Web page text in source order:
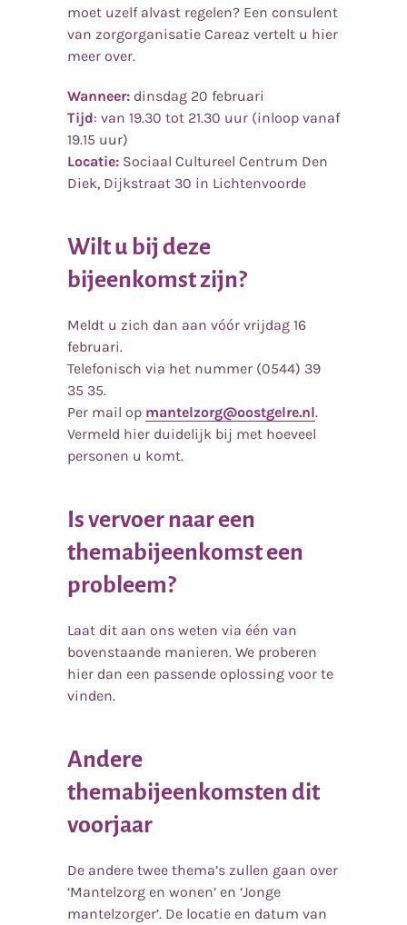
moet uzelf alvast regelen? Een consulent
van zorgorganisatie Careaz vertelt u hier
meer over.
Wanneer: dinsdag 20 februari
Tijd: van 19.30 tot 21.30 uur (inloop vanaf
19.15 uur)
Locatie: Sociaal Cultureel Centrum Den
Diek, Dijkstraat 30 in Lichtenvoorde
Wilt u bij deze
bijeenkomst zijn?
Meldt u zich dan aan vóór vrijdag 16
februari.
Telefonisch via het nummer (0544) 39
35 35.
Per mail op mantelzorg@oostgelre.nl.
Vermeld hier duidelijk bij met hoeveel
personen u komt.
Is vervoer naar een
themabijeenkomst een
probleem?
Laat dit aan ons weten via één van
bovenstaande manieren. We proberen
hier dan een passende oplossing voor te
vinden.
Andere
themabijeenkomsten dit
voorjaar
De andere twee thema’s zullen gaan over
‘Mantelzorg en wonen’ en ‘Jonge
mantelzorger’. De locatie en datum van